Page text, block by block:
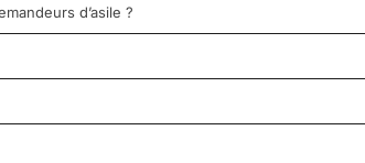
d’asile ?